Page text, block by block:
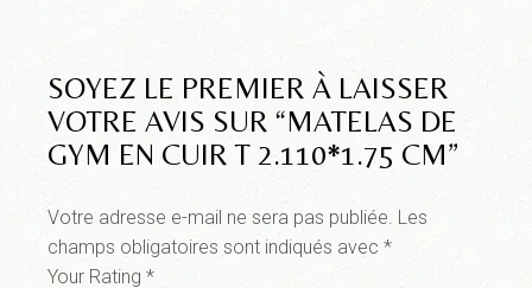
SOYEZ LE PREMIER À LAISSER
VOTRE AVIS SUR “MATELAS DE
GYM EN CUIR T 2.110*1.75 CM”
Votre adresse e-mail ne sera pas publiée. Les
champs obligatoires sont indiqués avec*
Your Rating*